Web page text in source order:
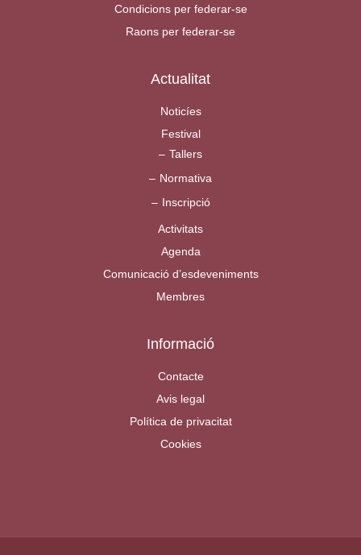
Condicions per federar-se
Raons per federar-se
Actualitat
Noticíes
Festival
Tallers
Normativa
Inscripció
Activitats
Agenda
Comunicació d’esdeveniments
Membres
Informació
Contacte
Avis legal
Política de privacitat
Cookies